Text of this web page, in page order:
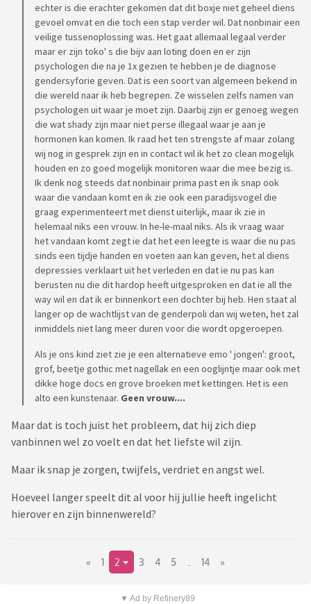
echter is die erachter gekomen dat dit boxje niet geheel diens
gevoel omvat en die toch een stap verder wil. Dat nonbinair een
veilige tussenoplossing was. Het gaat allemaal legaal verder
maar er zijn toko' s die bijv aan loting doen en er zijn
psychologen die na je 1x gezien te hebben je de diagnose
gendersyforie geven. Dat is een soort van algemeen bekend in
die wereld naar ik heb begrepen. Ze wisselen zelfs namen van
psychologen uit waar je moet zijn. Daarbij zijn er genoeg wegen
die wat shady zijn maar niet perse illegaal waar je aan je
hormonen kan komen. Ik raad het ten strengste af maar zolang
wij nog in gesprek zijn en in contact wil ik het zo clean mogelijk
houden en zo goed mogelijk monitoren waar die mee bezig is.
Ik denk nog steeds dat nonbinair prima past en ik snap ook
waar die vandaan komt en ik zie ook een paradijsvogel die
graag experimenteert met dienst uiterlijk, maar ik zie in
helemaal niks een vrouw. In he-le-maal niks. Als ik vraag waar
het vandaan komt zegt ie dat het een leegte is waar die nu pas
sinds een tijdje handen en voeten aan kan geven, het al diens
depressies verklaart uit het verleden en dat ie nu pas kan
berusten nu die dit hardop heeft uitgesproken en dat ie all the
way wil en dat ik er binnenkort een dochter bij heb. Hen staat al
langer op de wachtlijst van de genderpoli dan wij weten, het zal
inmiddels niet lang meer duren voor die wordt opgeroepen.
Als je ons kind ziet zie je een alternatieve emo ' jongen': groot,
grof, beetje gothic met nagellak en een ooglijntje maar ook met
dikke hoge docs en grove broeken met kettingen. Het is een
alto een kunstenaar. Geen vrouw....
Maar dat is toch juist het probleem, dat hij zich diep
vanbinnen wel zo voelt en dat het liefste wil zijn.
Maar ik snap je zorgen, twijfels, verdriet en angst wel.
Hoeveel langer speelt dit al voor hij jullie heeft ingelicht
hierover en zijn binnenwereld?
« 1 2 3 4 5 14 »
▼ Ad by Refinery89